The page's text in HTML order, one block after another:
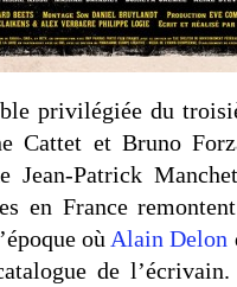
privilégiée du
Cattet et Bruno
Jean-Patrick
en France
où Alain Delon
de